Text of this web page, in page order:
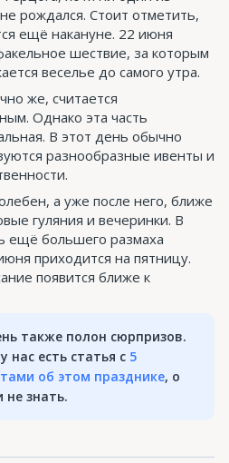
рождался. Стоит отметить,
ещё накануне. 22 июня
шествие, за которым
веселье до самого утра.
же, считается
Однако эта часть
В этот день обычно
разнообразные ивенты и
а уже после него, ближе
гуляния и вечеринки. В
ещё большего размаха
приходится на пятницу.
появится ближе к
также полон сюрпризов.
нас есть статья с 5
об этом празднике, о
не знать.